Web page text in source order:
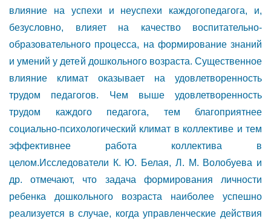
влияние на успехи и неуспехи каждогопедагога, и,
безусловно, влияет на качество воспитательно-
образовательного процесса, на формирование знаний
и умений у детей дошкольного возраста. Существенное
влияние климат оказывает на удовлетворенность
трудом педагогов. Чем выше удовлетворенность
трудом каждого педагога, тем благоприятнее
социально-психологический климат в коллективе и тем
эффективнее работа коллектива в
целом.Исследователи К. Ю. Белая, Л. М. Волобуева и
др. отмечают, что задача формирования личности
ребенка дошкольного возраста наиболее успешно
реализуется в случае, когда управленческие действия